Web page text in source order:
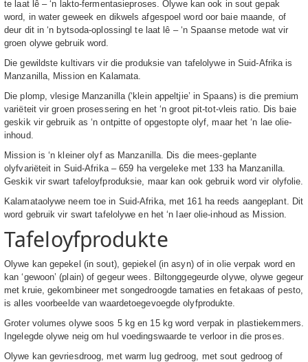
te laat lê – ‘n lakto-fermentasieproses. Olywe kan ook in sout gepak
word, in water geweek en dikwels afgespoel word oor baie maande, of
deur dit in ‘n bytsoda-oplossingl te laat lê – ‘n Spaanse metode wat vir
groen olywe gebruik word.
Die gewildste kultivars vir die produksie van tafelolywe in Suid-Afrika is
Manzanilla, Mission en Kalamata.
Die plomp, vlesige Manzanilla (‘klein appeltjie’ in Spaans) is die premium
variëteit vir groen prosessering en het ‘n groot pit-tot-vleis ratio. Dis baie
geskik vir gebruik as ‘n ontpitte of opgestopte olyf, maar het ‘n lae olie-
inhoud.
Mission is ‘n kleiner olyf as Manzanilla. Dis die mees-geplante
olyfvariëteit in Suid-Afrika – 659 ha vergeleke met 133 ha Manzanilla.
Geskik vir swart tafeloyfproduksie, maar kan ook gebruik word vir olyfolie.
Kalamataolywe neem toe in Suid-Afrika, met 161 ha reeds aangeplant. Dit
word gebruik vir swart tafelolywe en het ‘n laer olie-inhoud as Mission.
Tafeloyfprodukte
Olywe kan gepekel (in sout), gepiekel (in asyn) of in olie verpak word en
kan ‘gewoon’ (plain) of gegeur wees. Biltonggegeurde olywe, olywe gegeur
met kruie, gekombineer met songedroogde tamaties en fetakaas of pesto,
is alles voorbeelde van waardetoegevoegde olyfprodukte.
Groter volumes olywe soos 5 kg en 15 kg word verpak in plastiekemmers.
Ingelegde olywe neig om hul voedingswaarde te verloor in die proses.
Olywe kan gevriesdroog, met warm lug gedroog, met sout gedroog of